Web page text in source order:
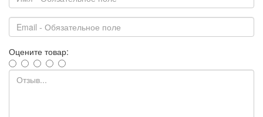
Оцените товар: